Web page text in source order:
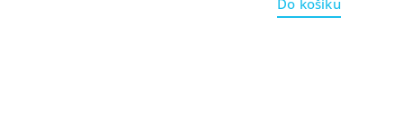
Do košíku